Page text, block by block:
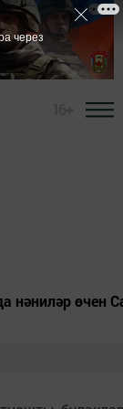
нәниләр өчен
через